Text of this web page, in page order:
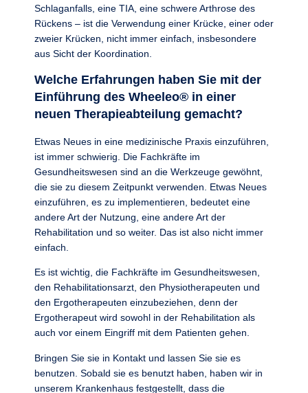
Schlaganfalls, eine TIA, eine schwere Arthrose des
Rückens – ist die Verwendung einer Krücke, einer oder
zweier Krücken, nicht immer einfach, insbesondere
aus Sicht der Koordination.
Welche Erfahrungen haben Sie mit der
Einführung des Wheeleo® in einer
neuen Therapieabteilung gemacht?
Etwas Neues in eine medizinische Praxis einzuführen,
ist immer schwierig. Die Fachkräfte im
Gesundheitswesen sind an die Werkzeuge gewöhnt,
die sie zu diesem Zeitpunkt verwenden. Etwas Neues
einzuführen, es zu implementieren, bedeutet eine
andere Art der Nutzung, eine andere Art der
Rehabilitation und so weiter. Das ist also nicht immer
einfach.
Es ist wichtig, die Fachkräfte im Gesundheitswesen,
den Rehabilitationsarzt, den Physiotherapeuten und
den Ergotherapeuten einzubeziehen, denn der
Ergotherapeut wird sowohl in der Rehabilitation als
auch vor einem Eingriff mit dem Patienten gehen.
Bringen Sie sie in Kontakt und lassen Sie sie es
benutzen. Sobald sie es benutzt haben, haben wir in
unserem Krankenhaus festgestellt, dass die